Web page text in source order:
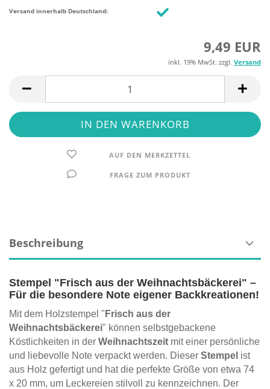
Versand innerhalb Deutschland:
9,49 EUR
inkl. 19% MwSt. zzgl. Versand
AUF DEN MERKZETTEL
FRAGE ZUM PRODUKT
Beschreibung
Stempel "Frisch aus der Weihnachtsbäckerei" –
Für die besondere Note eigener Backkreationen!
Mit dem Holzstempel " Frisch aus der
Weihnachtsbäckerei" können selbstgebackene
Köstlichkeiten in der Weihnachtszeit mit einer persönliche
und liebevolle Note verpackt werden. Dieser Stempel ist
aus Holz gefertigt und hat die perfekte Größe von etwa 74
x 20 mm, um Leckereien stilvoll zu kennzeichnen. Der